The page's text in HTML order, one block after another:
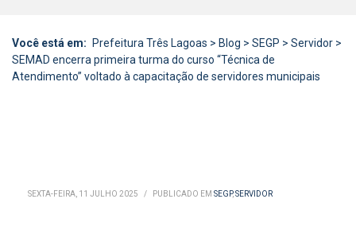
Você está em: Prefeitura Três Lagoas > Blog > SEGP > Servidor >
SEMAD encerra primeira turma do curso “Técnica de
Atendimento” voltado à capacitação de servidores municipais
SEXTA-FEIRA, 11 JULHO 2025 / PUBLICADO EM SEGP,SERVIDOR